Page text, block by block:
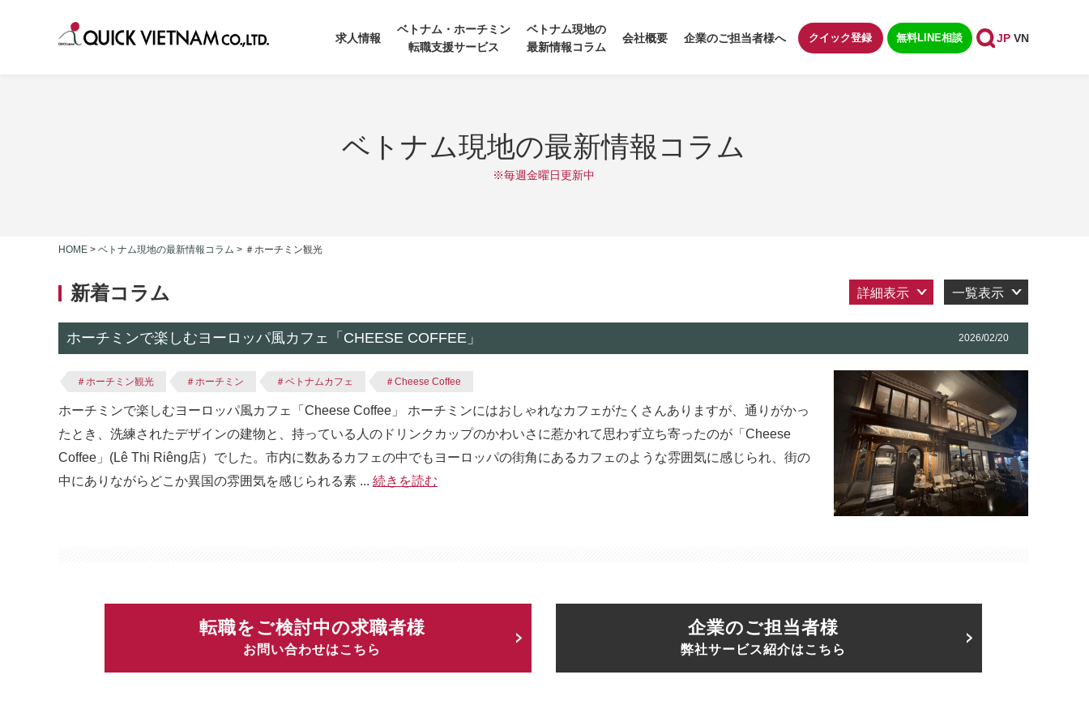
求人情報
ベトナム・ホーチミン
転職支援サービス
ベトナム現地の
最新情報コラム
会社概要 企業のご担当者様へ クイック登録 無料LINE相談 JP VN
ベトナム現地の最新情報コラム
※毎週金曜日更新中
HOME > ベトナム現地の最新情報コラム > ＃ホーチミン観光
詳細表示 一覧表示
新着コラム
ホーチミンで楽しむヨーロッパ風カフェ「CHEESE COFFEE」 2026/02/20
＃ホーチミン観光 ＃ホーチミン ＃ベトナムカフェ ＃Cheese Coffee
ホーチミンで楽しむヨーロッパ風カフェ「Cheese Coffee」 ホーチミンにはおしゃれなカフェがたくさんありますが、通りがかっ
たとき、洗練されたデザインの建物と、持っている人のドリンクカップのかわいさに惹かれて思わず立ち寄ったのが「Cheese
Coffee」(Lê Thị Riêng店）でした。市内に数あるカフェの中でもヨーロッパの街角にあるカフェのような雰囲気に感じられ、街の
中にありながらどこか異国の雰囲気を感じられる素 ... 続きを読む
転職をご検討中の求職者様
お問い合わせはこちら
企業のご担当者様
弊社サービス紹介はこちら